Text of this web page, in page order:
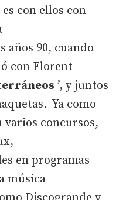
con ellos con
90, cuando
con Florent
’, y juntos
Ya como
varios concursos,
en programas
música